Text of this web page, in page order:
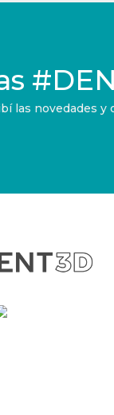
las novedades y